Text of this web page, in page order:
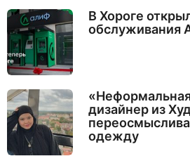
В Хороге
обслуживания
дизайнер из
одежду